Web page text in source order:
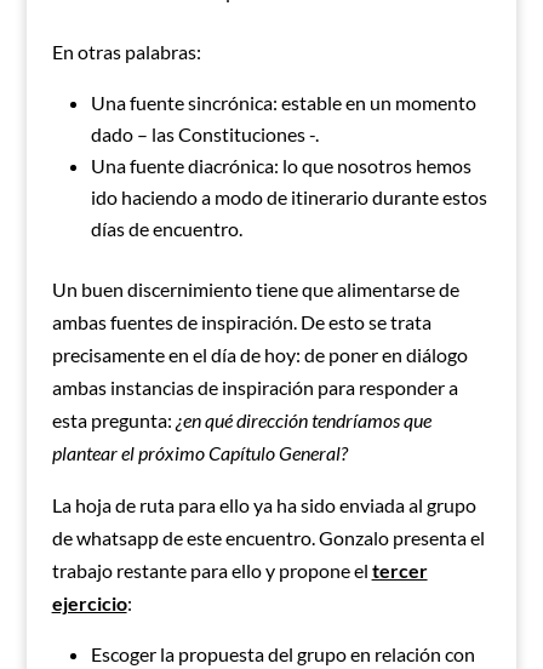
En otras palabras:
Una fuente sincrónica: estable en un momento
dado – las Constituciones -.
Una fuente diacrónica: lo que nosotros hemos
ido haciendo a modo de itinerario durante estos
días de encuentro.
Un buen discernimiento tiene que alimentarse de
ambas fuentes de inspiración. De esto se trata
precisamente en el día de hoy: de poner en diálogo
ambas instancias de inspiración para responder a
esta pregunta: ¿en qué dirección tendríamos que
plantear el próximo Capítulo General?
La hoja de ruta para ello ya ha sido enviada al grupo
de whatsapp de este encuentro. Gonzalo presenta el
trabajo restante para ello y propone el tercer
ejercicio:
Escoger la propuesta del grupo en relación con